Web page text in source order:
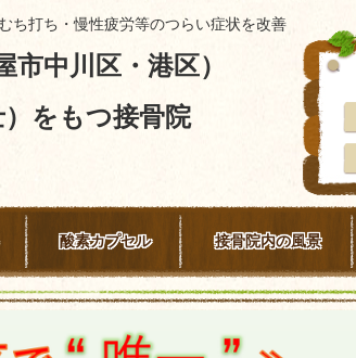
ち打ち・慢性疲労等のつらい症状を改善
市中川区・港区）
をもつ接骨院
酸素カプセル 接骨院内の風景